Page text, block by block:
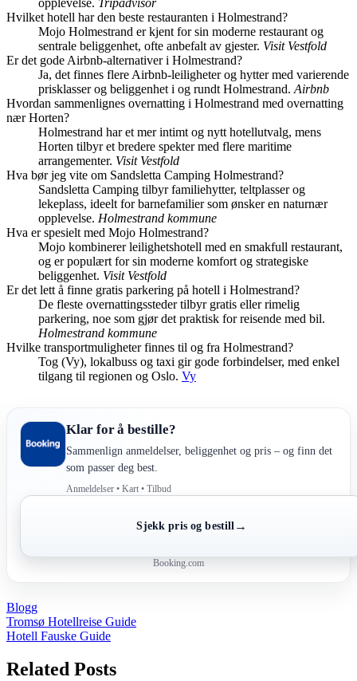
Hvilket hotell har den beste restauranten i Holmestrand?
Mojo Holmestrand er kjent for sin moderne restaurant og
sentrale beliggenhet, ofte anbefalt av gjester. Visit Vestfold
Er det gode Airbnb-alternativer i Holmestrand?
Ja, det finnes flere Airbnb-leiligheter og hytter med varierende
prisklasser og beliggenhet i og rundt Holmestrand. Airbnb
Hvordan sammenlignes overnatting i Holmestrand med overnatting
nær Horten?
Holmestrand har et mer intimt og nytt hotellutvalg, mens
Horten tilbyr et bredere spekter med flere maritime
arrangementer. Visit Vestfold
Hva bør jeg vite om Sandsletta Camping Holmestrand?
Sandsletta Camping tilbyr familiehytter, teltplasser og
lekeplass, ideelt for barnefamilier som ønsker en naturnær
opplevelse. Holmestrand kommune
Hva er spesielt med Mojo Holmestrand?
Mojo kombinerer leilighetshotell med en smakfull restaurant,
og er populært for sin moderne komfort og strategiske
beliggenhet. Visit Vestfold
Er det lett å finne gratis parkering på hotell i Holmestrand?
De fleste overnattingssteder tilbyr gratis eller rimelig
parkering, noe som gjør det praktisk for reisende med bil.
Holmestrand kommune
Hvilke transportmuligheter finnes til og fra Holmestrand?
Tog (Vy), lokalbuss og taxi gir gode forbindelser, med enkel
tilgang til regionen og Oslo. Vy
Klar for å bestille?
Sammenlign anmeldelser, beliggenhet og pris – og finn det
som passer deg best.
Anmeldelser • Kart • Tilbud
Sjekk pris og bestill →
Booking.com
Blogg
Post
navigation
Tromsø Hotellreise Guide
Hotell Fauske Guide
Related Posts